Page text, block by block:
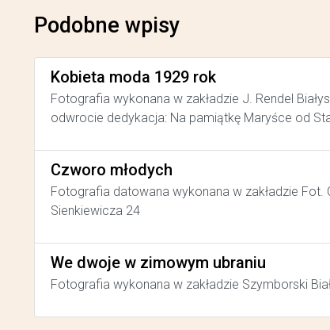
Podobne wpisy
Kobieta moda 1929 rok
Fotografia wykonana w zakładzie J. Rendel
odwrocie dedykacja: Na pamiątkę Maryśce od
Czworo młodych
Fotografia datowana wykonana w zakładzie Fot.
Sienkiewicza 24
We dwoje w zimowym ubraniu
Fotografia wykonana w zakładzie Szymborski